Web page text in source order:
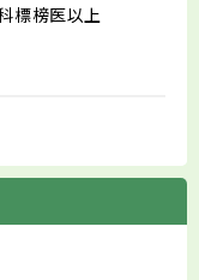
標榜医以上